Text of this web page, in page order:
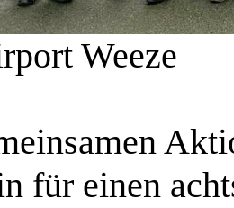
Weeze
für einen